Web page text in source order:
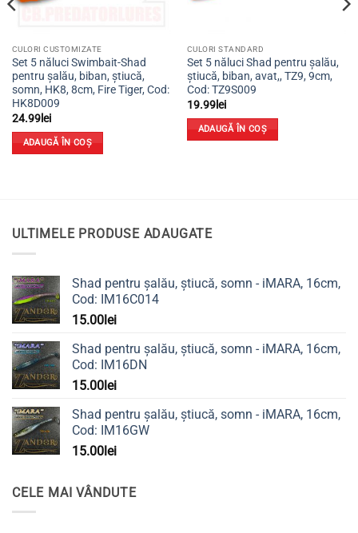
CULORI CUSTOMIZATE
Set 5 năluci Swimbait-Shad
pentru șalău, biban, știucă,
somn, HK8, 8cm, Fire Tiger, Cod:
HK8D009
24.99lei
ADAUGĂ ÎN COȘ
CULORI STANDARD
Set 5 năluci Shad pentru șalău,
știucă, biban, avat,, TZ9, 9cm,
Cod: TZ9S009
19.99lei
ADAUGĂ ÎN COȘ
ULTIMELE PRODUSE ADAUGATE
Shad pentru șalău, știucă, somn - iMARA, 16cm,
Cod: IM16C014
15.00lei
Shad pentru șalău, știucă, somn - iMARA, 16cm,
Cod: IM16DN
15.00lei
Shad pentru șalău, știucă, somn - iMARA, 16cm,
Cod: IM16GW
15.00lei
CELE MAI VÂNDUTE